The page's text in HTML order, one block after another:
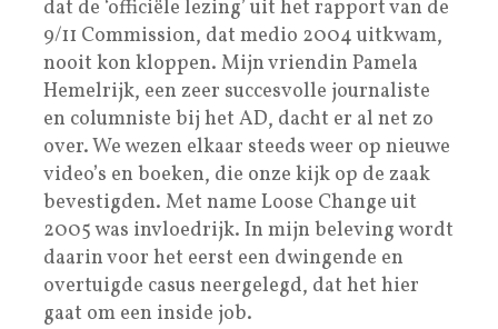
dat de ‘officiële lezing’ uit het rapport van de
9/11 Commission, dat medio 2004 uitkwam,
nooit kon kloppen. Mijn vriendin Pamela
Hemelrijk, een zeer succesvolle journaliste
en columniste bij het AD, dacht er al net zo
over. We wezen elkaar steeds weer op nieuwe
video’s en boeken, die onze kijk op de zaak
bevestigden. Met name Loose Change uit
2005 was invloedrijk. In mijn beleving wordt
daarin voor het eerst een dwingende en
overtuigde casus neergelegd, dat het hier
gaat om een inside job.